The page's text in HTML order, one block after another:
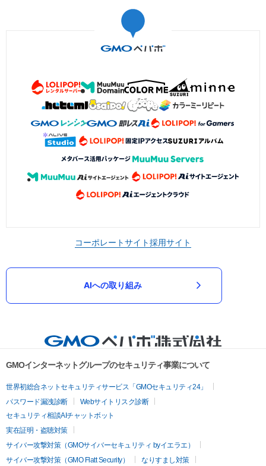
コーポレートサイト採用サイト
AIへの取り組み
GMOインターネットグループのセキュリティ事業について
世界初総合ネットセキュリティサービス「GMOセキュリティ24」
パスワード漏洩診断
Webサイトリスク診断
セキュリティ相談AIチャットボット
実在証明・盗聴対策
サイバー攻撃対策（GMOサイバーセキュリティ byイエラエ）
サイバー攻撃対策（GMO Flatt Security）
なりすまし対策